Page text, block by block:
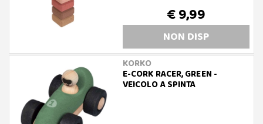
€ 9,99
NON DISP
KORKO
E-CORK RACER, GREEN -
VEICOLO A SPINTA